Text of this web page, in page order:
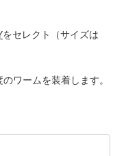
をセレクト（サイズは
ワームを装着します。